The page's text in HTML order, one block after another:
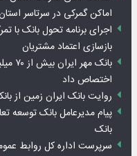
اماکن گمرکی در سرتاسر
اجرای برنامه تحول بانک با
بازسازی اعتماد مشتریان
اختصاص داد
روایت بانک ایران زمین از
بانک
سرپرست اداره کل روابط